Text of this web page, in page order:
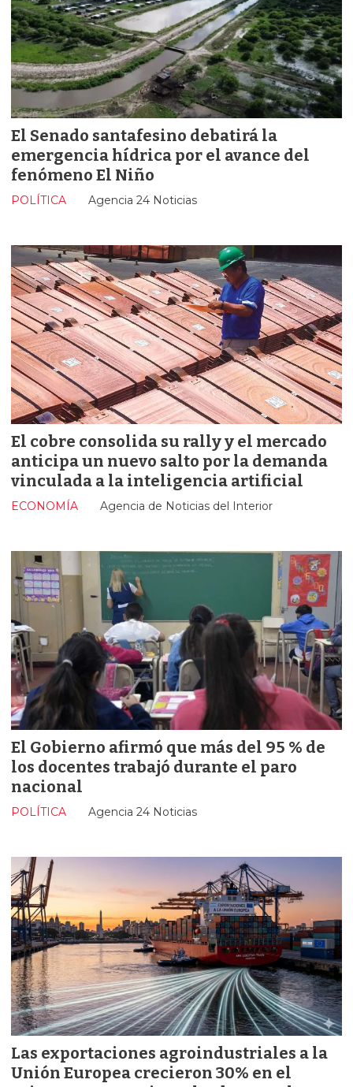
El Senado santafesino debatirá la
emergencia hídrica por el avance del
fenómeno El Niño
Agencia 24 Noticias
POLÍTICA
El cobre consolida su rally y el mercado
anticipa un nuevo salto por la demanda
vinculada a la inteligencia artificial
Agencia de Noticias del Interior
ECONOMÍA
El Gobierno afirmó que más del 95 % de
los docentes trabajó durante el paro
nacional
Agencia 24 Noticias
POLÍTICA
Las exportaciones agroindustriales a la
Unión Europea crecieron 30% en el